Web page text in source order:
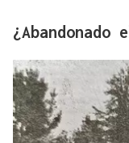
¿Abandonado